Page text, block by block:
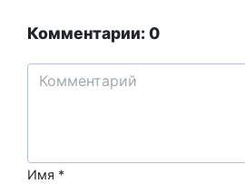
Комментарии: 0
Имя *